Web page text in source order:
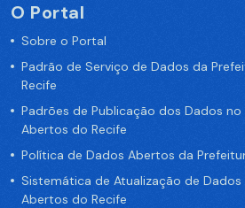
O Portal
Sobre o Portal
Padrão de Serviço de Dados da
Recife
Padrões de Publicação dos Dados
Abertos do Recife
Política de Dados Abertos da
Sistemática de Atualização de
Abertos do Recife